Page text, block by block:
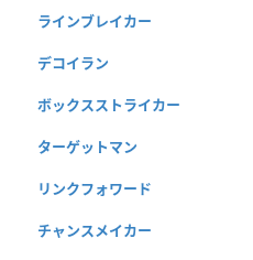
ラインブレイカー
デコイラン
ボックスストライカー
ターゲットマン
リンクフォワード
チャンスメイカー